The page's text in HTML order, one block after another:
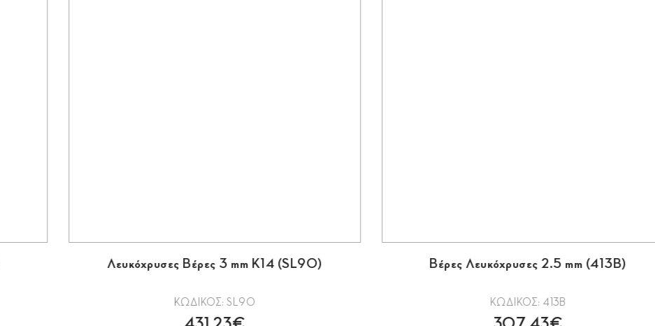
Λευκόχρυσες Βέρες 3 mm Κ14 (SL90)
ΚΩΔΙΚΟΣ: SL90
Βέρες Λευκόχρυσες 2.5 mm (413Β)
ΚΩΔΙΚΟΣ: 413Β